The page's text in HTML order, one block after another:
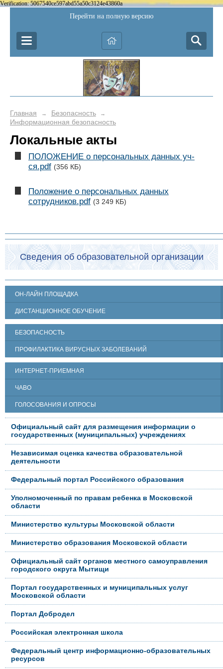
Verification: 5067540ce597abd55a50c3124e43860a
Перейти на полную версию
Главная → Безопасность →
Информационная безопасность
Локальные акты
ПОЛОЖЕНИЕ о персональных данных уч-
ся.pdf (356 КБ)
Положение о персональных данных
сотрудников.pdf (3 249 КБ)
Сведения об образовательной организации
ОН-ЛАЙН ПЛОЩАДКА
ДИСТАНЦИОННОЕ ОБУЧЕНИЕ
БЕЗОПАСНОСТЬ
ПРОФИЛАКТИКА ВИРУСНЫХ ЗАБОЛЕВАНИЙ
ИНТЕРНЕТ-ПРИЕМНАЯ
ЧАВО
ГОЛОСОВАНИЯ И ОПРОСЫ
Официальный сайт для размещения информации о
государственных (муниципальных) учреждениях
Независимая оценка качества образовательной
деятельности
Федеральный портал Российского образования
Уполномоченный по правам ребенка в Московской
области
Министерство культуры Московской области
Министерство образования Московской области
Официальный сайт органов местного самоуправления
городского округа Мытищи
Портал государственных и муниципальных услуг
Московской области
Портал Добродел
Российская электронная школа
Федеральный центр информационно-образовательных
ресурсов